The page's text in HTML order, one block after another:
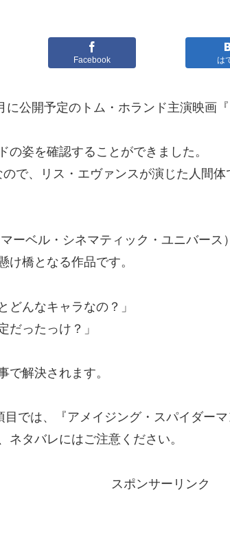
Facebook は
に公開予定のトム・ホランド主演映
の姿を確認することができました。
ので、リス・エヴァンスが演じた人間
ーベル・シネマティック・ユニバー
け橋となる作品です。
どんなキャラなの？」
だったっけ？」
で解決されます。
目では、『アメイジング・スパイダー
ネタバレにはご注意ください。
スポンサーリンク